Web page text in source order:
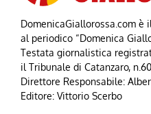
DomenicaGiallorossa.com è
al periodico “Domenica
Testata giornalistica
il Tribunale di Catanzaro,
Direttore Responsabile:
Editore: Vittorio Scerbo